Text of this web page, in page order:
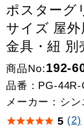
ポスターグ
サイズ 屋
金具・紐 別
商品No:192-
品番： PG-44R-
メーカー：シン
5 (2)